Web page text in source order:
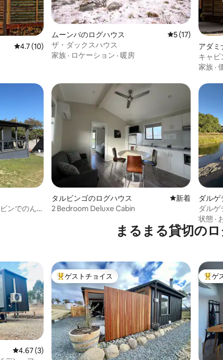
レビュー10件、5つ星中4.7つ星の平均評価
4.7 (10)
ムーンバのログハウス レビュー17件、
5 (17)
ザ・ダックスハウス
家族 · ロケーション · 暖房
アダミ
キャビ
ョン
家族 ·
ンでのん
タルビンゴのログハウス 新しい宿泊先
新着
2 Bedroom Deluxe Cabin
ダルゲ
ダル
あるペ
状態 ·
まるまる貸切の
レビュー3件、5つ星中4.67つ星の平均評価
4.67 (3)
大好評のゲストチョイスです。
ゲストチョイス 大好
ゲ